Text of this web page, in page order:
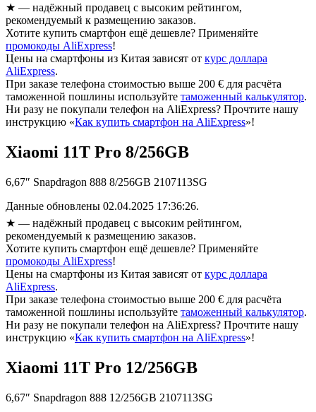
★ — надёжный продавец с высоким рейтингом,
рекомендуемый к размещению заказов.
Хотите купить смартфон ещё дешевле? Применяйте
промокоды AliExpress!
Цены на смартфоны из Китая зависят от курс доллара
AliExpress.
При заказе телефона стоимостью выше 200 € для расчёта
таможенной пошлины используйте таможенный калькулятор.
Ни разу не покупали телефон на AliExpress? Прочтите нашу
инструкцию «Как купить смартфон на AliExpress»!
Xiaomi 11T Pro 8/256GB
6,67″ Snapdragon 888 8/256GB 2107113SG
Данные обновлены 02.04.2025 17:36:26.
★ — надёжный продавец с высоким рейтингом,
рекомендуемый к размещению заказов.
Хотите купить смартфон ещё дешевле? Применяйте
промокоды AliExpress!
Цены на смартфоны из Китая зависят от курс доллара
AliExpress.
При заказе телефона стоимостью выше 200 € для расчёта
таможенной пошлины используйте таможенный калькулятор.
Ни разу не покупали телефон на AliExpress? Прочтите нашу
инструкцию «Как купить смартфон на AliExpress»!
Xiaomi 11T Pro 12/256GB
6,67″ Snapdragon 888 12/256GB 2107113SG